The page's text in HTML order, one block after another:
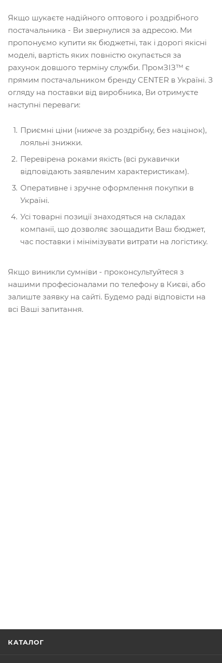
Якщо шукаєте надійного оптового і роздрібного
постачальника - Ви звернулися за адресою. Ми
пропонуємо купити як бюджетні, так і дорогі якісні
моделі, вартість яких повністю окупається за
рахунок довшого терміну служби. ПромЗІЗ™ є
прямим постачальником бренду CENTER в Україні. З
огляду на поставки від виробника, Ви отримуєте
наступні переваги:
Приємні ціни (нижче за роздрібну, без націнок),
лояльні знижки.
Перевірена роками якість (всі рукавички
відповідають заявленим характеристикам).
Оперативне і зручне оформлення покупки в
Україні.
Усі товарні позиції знаходяться на складах
компанії, що дозволяє заощадити Ваш бюджет,
час поставки і мінімізувати витрати на логістику.
Якщо виникли сумніви - проконсультуйтеся з
нашими професіоналами по телефону в Києві, або
залиште заявку на сайті. Будемо раді відповісти на
всі Ваші запитання.
КАТАЛОГ